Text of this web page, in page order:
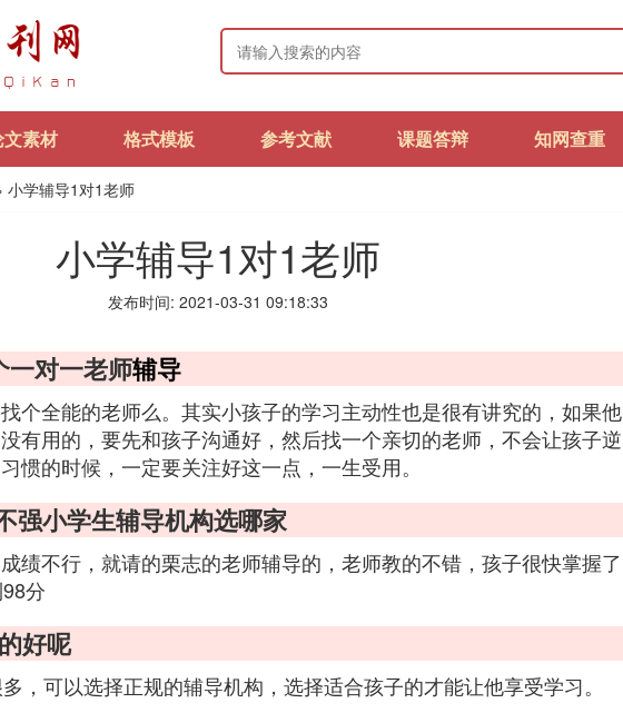
素材 格式模板 参考文献 课题答辩 知网查重
小学辅导1对1老师
小学辅导1对1老师
发布时间: 2021-03-31 09:18:33
一对一老师辅导
个全能的老师么。其实小孩子的学习主动性也是很有讲究的，如果他
有用的，要先和孩子沟通好，然后找一个亲切的老师，不会让孩子逆
惯的时候，一定要关注好这一点，一生受用。
强小学生辅导机构选哪家
绩不行，就请的栗志的老师辅导的，老师教的不错，孩子很快掌握了
分
好呢
，可以选择正规的辅导机构，选择适合孩子的才能让他享受学习。